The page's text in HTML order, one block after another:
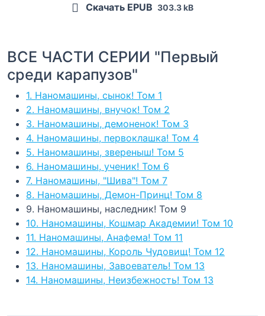
Скачать EPUB 303.3 kB
ВСЕ ЧАСТИ СЕРИИ "Первый
среди карапузов"
1. Наномашины, сынок! Том 1
2. Наномашины, внучок! Том 2
3. Наномашины, демоненок! Том 3
4. Наномашины, первоклашка! Том 4
5. Наномашины, звереныш! Том 5
6. Наномашины, ученик! Том 6
7. Наномашины, "Шива"! Том 7
8. Наномашины, Демон-Принц! Том 8
9. Наномашины, наследник! Том 9
10. Наномашины, Кошмар Академии! Том 10
11. Наномашины, Анафема! Том 11
12. Наномашины, Король Чудовищ! Том 12
13. Наномашины, Завоеватель! Том 13
14. Наномашины, Неизбежность! Том 13